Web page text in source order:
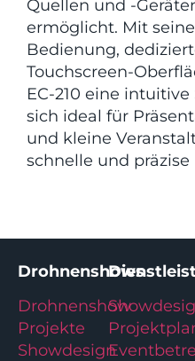
Quellen und -
ermöglicht. Mit
Bedienung,
Touchscreen-
EC-210 eine
sich ideal für
und kleine
schnelle und
Drohnenshows
Drohnenshow
Projekte
Showdesign